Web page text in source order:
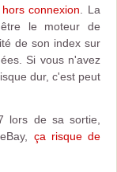
connexion . La
être le moteur de
de son index sur
Si vous n'avez
dur, c'est peut
lors de sa sortie,
ça risque de